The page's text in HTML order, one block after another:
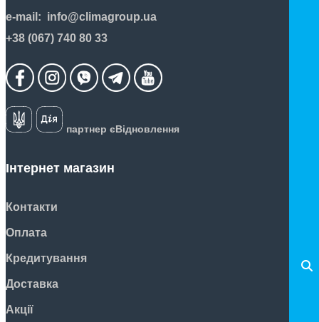
e-mail: info@climagroup.ua
+38 (067) 740 80 33
партнер єВідновлення
Інтернет магазин
Контакти
Оплата
Кредитування
Доставка
Акції